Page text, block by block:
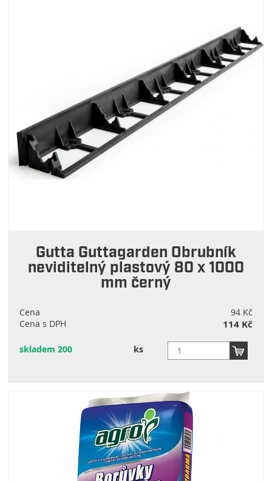
Gutta Guttagarden Obrubník
neviditelný plastový 80 x 1000
mm černý
Cena
94 Kč
Cena s DPH
114 Kč
skladem 200 ks